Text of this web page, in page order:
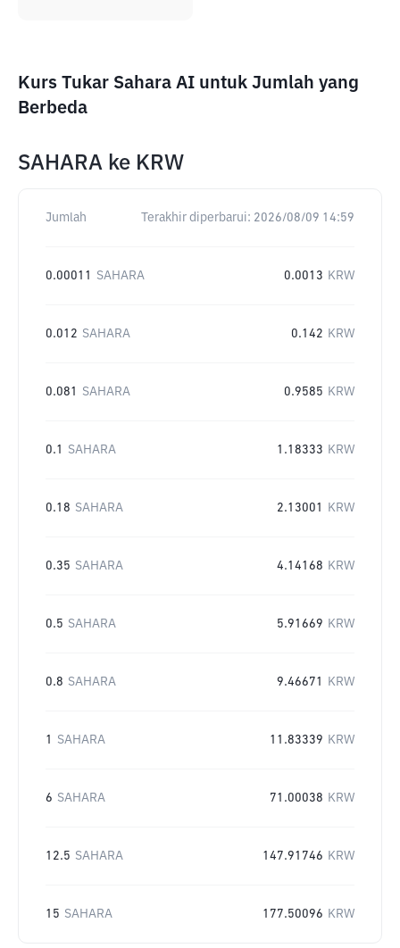
Kurs Tukar Sahara AI untuk Jumlah yang
Berbeda
SAHARA ke KRW
Jumlah Terakhir diperbarui: 2026/08/09 14:59
0.00011 SAHARA 0.0013 KRW
0.012 SAHARA 0.142 KRW
0.081 SAHARA 0.9585 KRW
0.1 SAHARA 1.18333 KRW
0.18 SAHARA 2.13001 KRW
0.35 SAHARA 4.14168 KRW
0.5 SAHARA 5.91669 KRW
0.8 SAHARA 9.46671 KRW
1 SAHARA 11.83339 KRW
6 SAHARA 71.00038 KRW
12.5 SAHARA 147.91746 KRW
15 SAHARA 177.50096 KRW